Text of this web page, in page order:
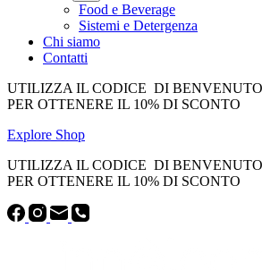
Food e Beverage
Sistemi e Detergenza
Chi siamo
Contatti
UTILIZZA IL CODICE DI
PER OTTENERE IL 10% DI SCONTO
Explore Shop
UTILIZZA IL CODICE DI
PER OTTENERE IL 10% DI SCONTO